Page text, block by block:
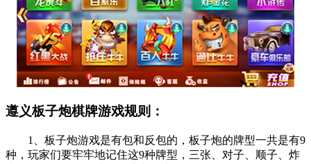
遵义板子炮棋牌游戏规则：
1、板子炮游戏是有包和反包的，板子炮的牌型一共是有9
种，玩家们要牢牢地记住这9种牌型，三张、对子、顺子、炸